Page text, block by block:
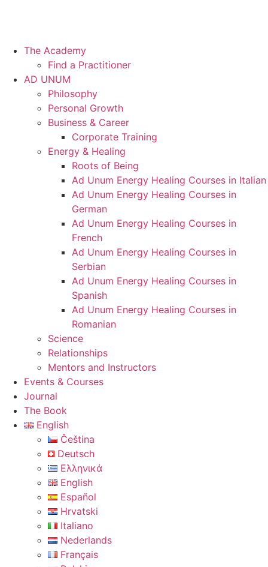
The Academy
Find a Practitioner
AD UNUM
Philosophy
Personal Growth
Business & Career
Corporate Training
Energy & Healing
Roots of Being
Ad Unum Energy Healing Courses in Italian
Ad Unum Energy Healing Courses in
German
Ad Unum Energy Healing Courses in
French
Ad Unum Energy Healing Courses in
Serbian
Ad Unum Energy Healing Courses in
Spanish
Ad Unum Energy Healing Courses in
Romanian
Science
Relationships
Mentors and Instructors
Events & Courses
Journal
The Book
English
Čeština
Deutsch
Ελληνικά
English
Español
Hrvatski
Italiano
Nederlands
Français